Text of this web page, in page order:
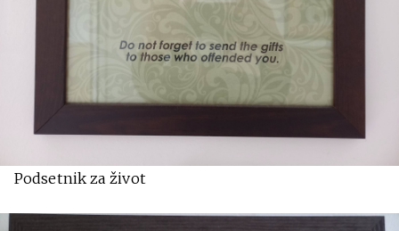
Podsetnik za život